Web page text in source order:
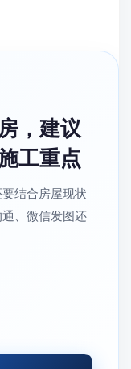
，建议
工重点
结合房屋现状
、微信发图还